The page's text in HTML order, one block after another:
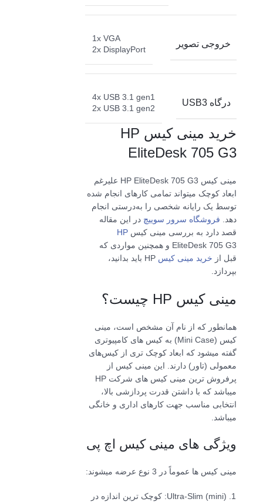
خروجی تصویر
1x VGA
2x DisplayPort
درگاه USB3
4x USB 3.1 gen1
2x USB 3.1 gen2
خرید مینی کیس HP
EliteDesk 705 G3
مینی کیس HP EliteDesk 705 G3 علیرغم
ابعاد کوچک میتواند تمامی کارهای انجام شده
توسط یک رایانه شخصی را به‌درستی انجام
دهد. فروشگاه سرور سوییچ در این مقاله
قصد دارد به بررسی مینی کیس HP
EliteDesk 705 G3 و همچنین مواردی که
قبل از خرید مینی کیس
HP باید بدانید،
بپردازد.
مینی کیس HP چیست؟
همانطور که از نام آن مشخص است، مینی
کیس (Mini Case) به کیس های کامپیوتری
گفته می­شود که ابعاد کوچک تری از کیس‌های
معمولی (تاور) دارند. این مینی کیس از
پرفروش ترین مینی کیس های شرکت HP
میباشد که با داشتن قدرت پردازشی بالا،
انتخابی مناسب جهت کارهای اداری و خانگی
میباشد.
ویژگی های مینی کیس اچ پی
مینی کیس ها عموماً در 3 نوع عرضه میشوند:
Ultra-Slim (mini): کوچک ترین اندازه در